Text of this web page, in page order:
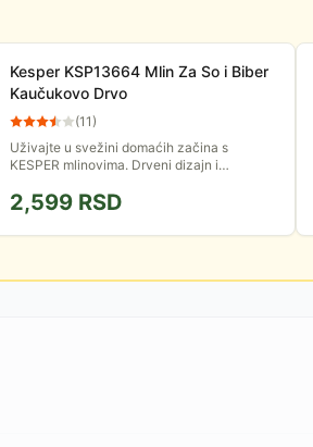
Kesper KSP13664 Mlin Za So i Biber
Kaučukovo Drvo
(11)
Uživajte u svežini domaćih začina s
KESPER mlinovima. Drveni dizajn i
mlevenje.
2,599 RSD